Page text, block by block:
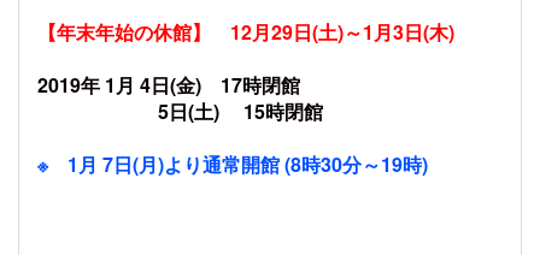
【年末年始の休館】 12月29日(土)～1月3日(木)
2019年 1月 4日(金) 17時閉館
5日(土) 15時閉館
※ 1月 7日(月)より通常開館 (8時30分～19時)